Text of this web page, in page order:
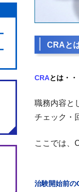
CRAと
CRAとは・・
職務内容と
チェック・
ここでは、
治験開始前の